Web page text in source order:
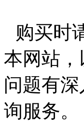
购买时
本网站
问题有
询服务。